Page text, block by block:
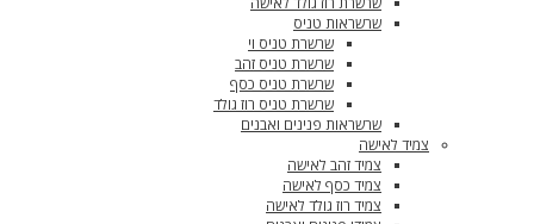
שרשראות טניס
שרשרת טניס וי
שרשרת טניס זהב
שרשרת טניס כסף
שרשרת טניס רוז גולד
שרשראות פנינים ואבנים
צמיד לאישה
צמיד זהב לאישה
צמיד כסף לאישה
צמיד רוז גולד לאישה